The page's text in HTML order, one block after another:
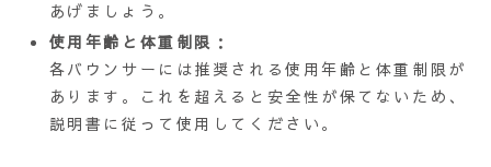
あげましょう。
使用年齢と体重制限 ：
各バウンサーには推奨される使用年齢と体重制限が
あります。これを超えると安全性が保てないため、
説明書に従って使用してください。